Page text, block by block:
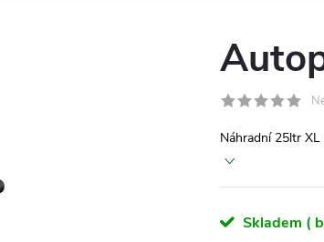
Náhradní 25ltr
Skladem (